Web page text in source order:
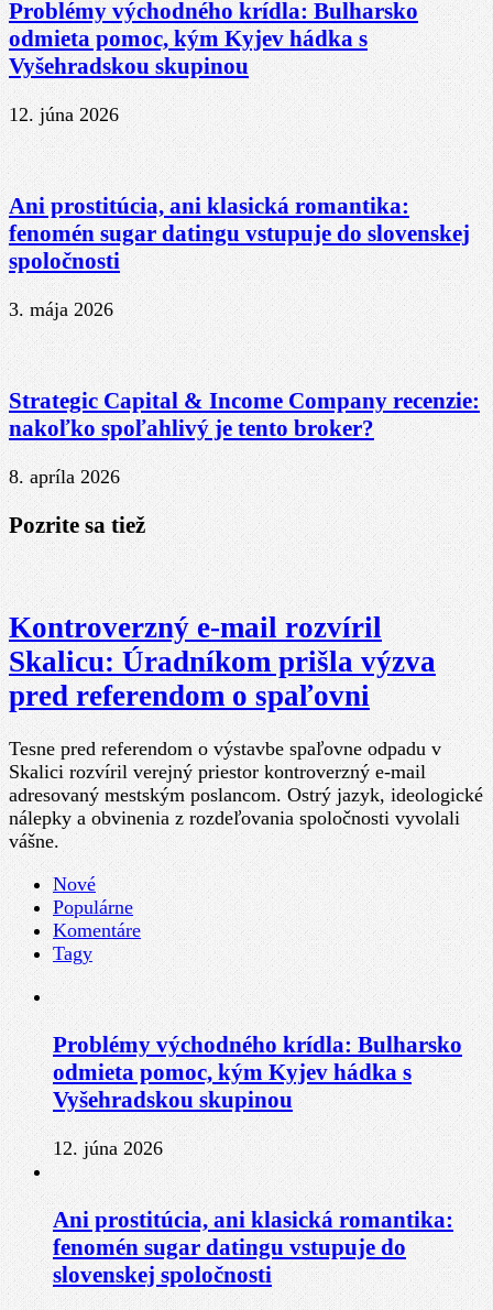
Problémy východného krídla: Bulharsko
odmieta pomoc, kým Kyjev hádka s
Vyšehradskou skupinou
12. júna 2026
Ani prostitúcia, ani klasická romantika:
fenomén sugar datingu vstupuje do slovenskej
spoločnosti
3. mája 2026
Strategic Capital & Income Company recenzie:
nakoľko spoľahlivý je tento broker?
8. apríla 2026
Pozrite sa tiež
Kontroverzný e-mail rozvíril
Skalicu: Úradníkom prišla výzva
pred referendom o spaľovni
Tesne pred referendom o výstavbe spaľovne odpadu v
Skalici rozvíril verejný priestor kontroverzný e-mail
adresovaný mestským poslancom. Ostrý jazyk, ideologické
nálepky a obvinenia z rozdeľovania spoločnosti vyvolali
vášne.
Nové
Populárne
Komentáre
Tagy
Problémy východného krídla: Bulharsko
odmieta pomoc, kým Kyjev hádka s
Vyšehradskou skupinou
12. júna 2026
Ani prostitúcia, ani klasická romantika:
fenomén sugar datingu vstupuje do
slovenskej spoločnosti